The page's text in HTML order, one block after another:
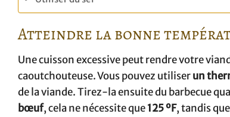
Atteindre la bonne
Une cuisson excessive peut rendre votre
caoutchouteuse. Vous pouvez utiliserun
de la viande. Tirez-la ensuite du barbecue
bœuf, cela ne nécessite que125 ºF, tandis